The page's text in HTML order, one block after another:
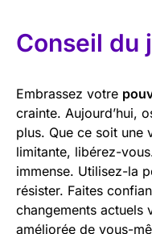
Conseil du
Embrassez votre
crainte. Aujourd’hui,
plus. Que ce soit une
limitante, libérez-
immense. Utilisez-la
résister. Faites
changements actuels
améliorée de vous-